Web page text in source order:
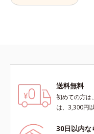
送料無料
初めての方は
は、3,300円
30日以内な